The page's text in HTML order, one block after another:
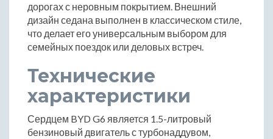
дорогах с неровным покрытием. Внешний
дизайн седана выполнен в классическом стиле,
что делает его универсальным выбором для
семейных поездок или деловых встреч.
Технические
характеристики
Сердцем BYD G6 является 1.5-литровый
бензиновый двигатель с турбонаддувом,